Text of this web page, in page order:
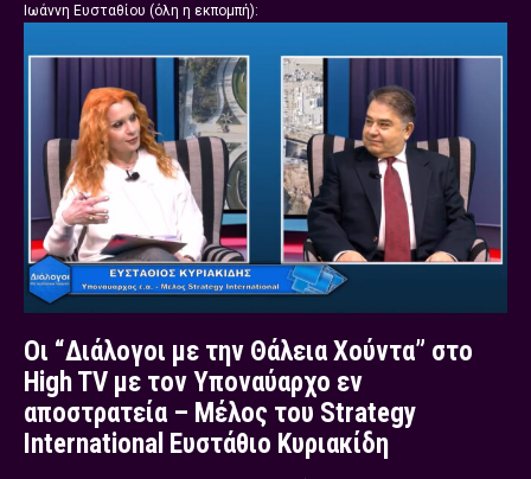
Ιωάννη Ευσταθίου (όλη η εκπομπή):
Οι “Διάλογοι με την Θάλεια Χούντα” στο
High TV με τον Υποναύαρχο εν
αποστρατεία – Μέλος του Strategy
International Ευστάθιο Κυριακίδη